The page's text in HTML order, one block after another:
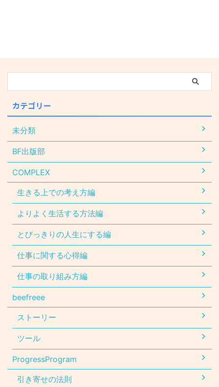
カテゴリー
未分類
BF出版部
COMPLEX
生きる上での考え方編
よりよく生活する方法編
とびっきりの人生にする編
仕事に関する心得編
仕事の取り組み方編
beefreee
ストーリー
ツール
ProgressProgram
引き寄せの法則